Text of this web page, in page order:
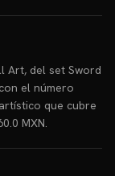
Art, del set Sword
el número
que cubre
MXN.